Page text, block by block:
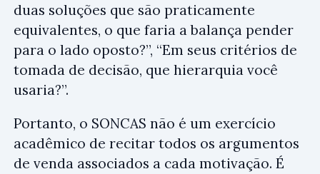
duas soluções que são praticamente
equivalentes, o que faria a balança pender
para o lado oposto?”, “Em seus critérios de
tomada de decisão, que hierarquia você
usaria?”.
Portanto, o SONCAS não é um exercício
acadêmico de recitar todos os argumentos
de venda associados a cada motivação. É